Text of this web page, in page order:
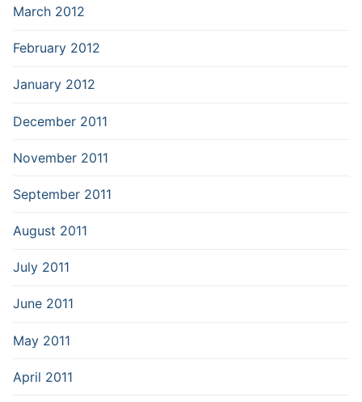
March 2012
February 2012
January 2012
December 2011
November 2011
September 2011
August 2011
July 2011
June 2011
May 2011
April 2011